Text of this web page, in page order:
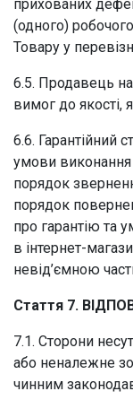
прихованих
(одного)
Товару у
6.5. Продавець
вимог до якості,
6.6. Гарантійний
умови виконання
порядок
порядок
про гарантію та
в інтернет-
невід’ємною
Стаття 7.
7.1. Сторони
або неналежне
чинним